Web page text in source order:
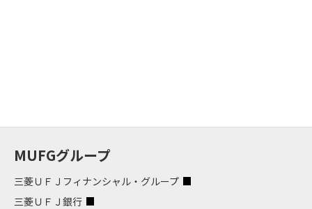
MUFGグループ
三菱ＵＦＪフィナンシャル・グループ
三菱ＵＦＪ銀行